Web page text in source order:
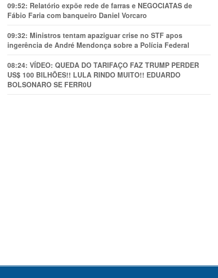
09:52: Relatório expõe rede de farras e NEGOCIATAS de
Fábio Faria com banqueiro Daniel Vorcaro
09:32: Ministros tentam apaziguar crise no STF apos
ingerência de André Mendonça sobre a Polícia Federal
08:24: VÍDEO: QUEDA DO TARIFAÇO FAZ TRUMP PERDER
US$ 100 BILHÕES!! LULA RINDO MUITO!! EDUARDO
BOLSONARO SE FERR0U